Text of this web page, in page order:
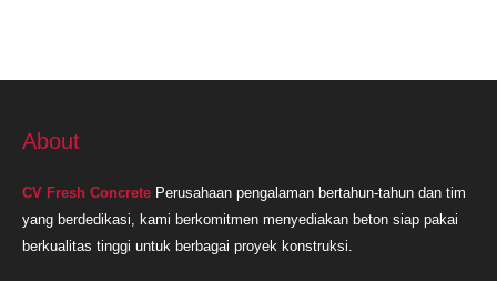
About
CV Fresh Concrete Perusahaan pengalaman bertahun-tahun dan tim
yang berdedikasi, kami berkomitmen menyediakan beton siap pakai
berkualitas tinggi untuk berbagai proyek konstruksi.